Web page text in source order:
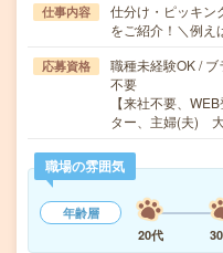
仕事内容
仕分け・ピッキン
をご紹介！＼例
応募資格
職種未経験OK /
不要
【来社不要、
ター、主婦(夫)
職場の雰囲気
年齢層
20代